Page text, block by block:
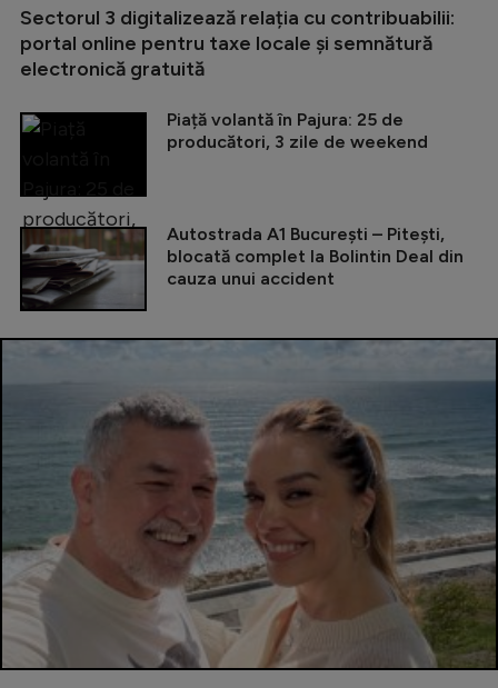
Sectorul 3 digitalizează relația cu contribuabilii:
portal online pentru taxe locale și semnătură
electronică gratuită
Piață volantă în Pajura: 25 de
producători, 3 zile de weekend
Autostrada A1 București – Pitești,
blocată complet la Bolintin Deal din
cauza unui accident